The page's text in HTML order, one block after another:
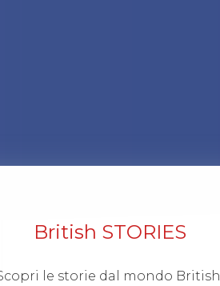
British STORIES
le storie dal mondo